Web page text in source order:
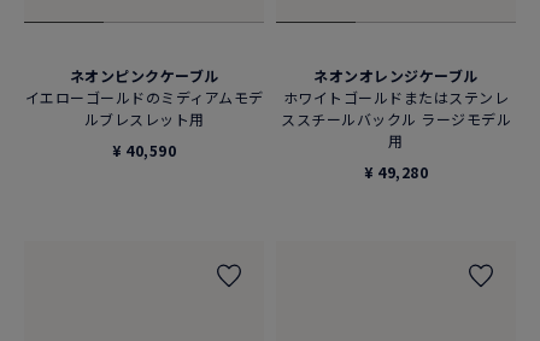
ネオンピンクケーブル
イエローゴールドのミディアムモデ
ルブレスレット用
¥ 40,590
ネオンオレンジケーブル
ホワイトゴールドまたはステンレ
ススチールバックル ラージモデル
用
¥ 49,280